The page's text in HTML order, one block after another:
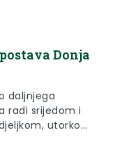
Donja
daljnjega
radi srijedom i
utorkom